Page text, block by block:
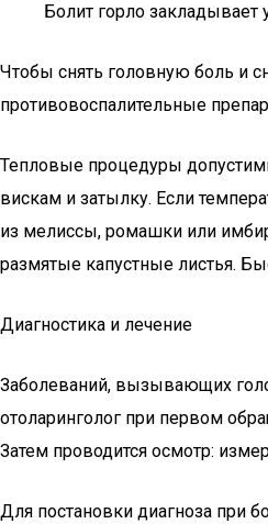
Болит горло закладывает
Чтобы снять головную боль и
противовоспалительные
Тепловые процедуры
вискам и затылку. Если
из мелиссы, ромашки или
размятые капустные листья.
Диагностика и лечение
Заболеваний, вызывающих
отоларинголог при первом
Затем проводится осмотр:
Для постановки диагноза при